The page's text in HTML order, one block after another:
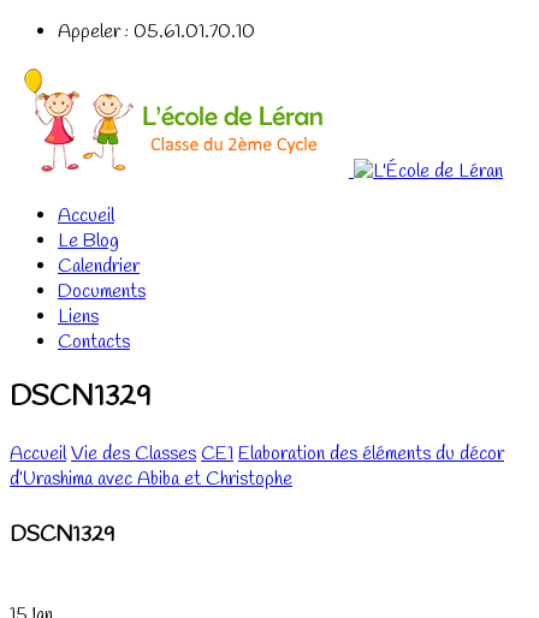
Appeler : 05.61.01.70.10
Accueil
Le Blog
Calendrier
Documents
Liens
Contacts
DSCN1329
AccueilVie des ClassesCE1 Elaboration des éléments du décor
d’Urashima avec Abiba et Christophe
DSCN1329